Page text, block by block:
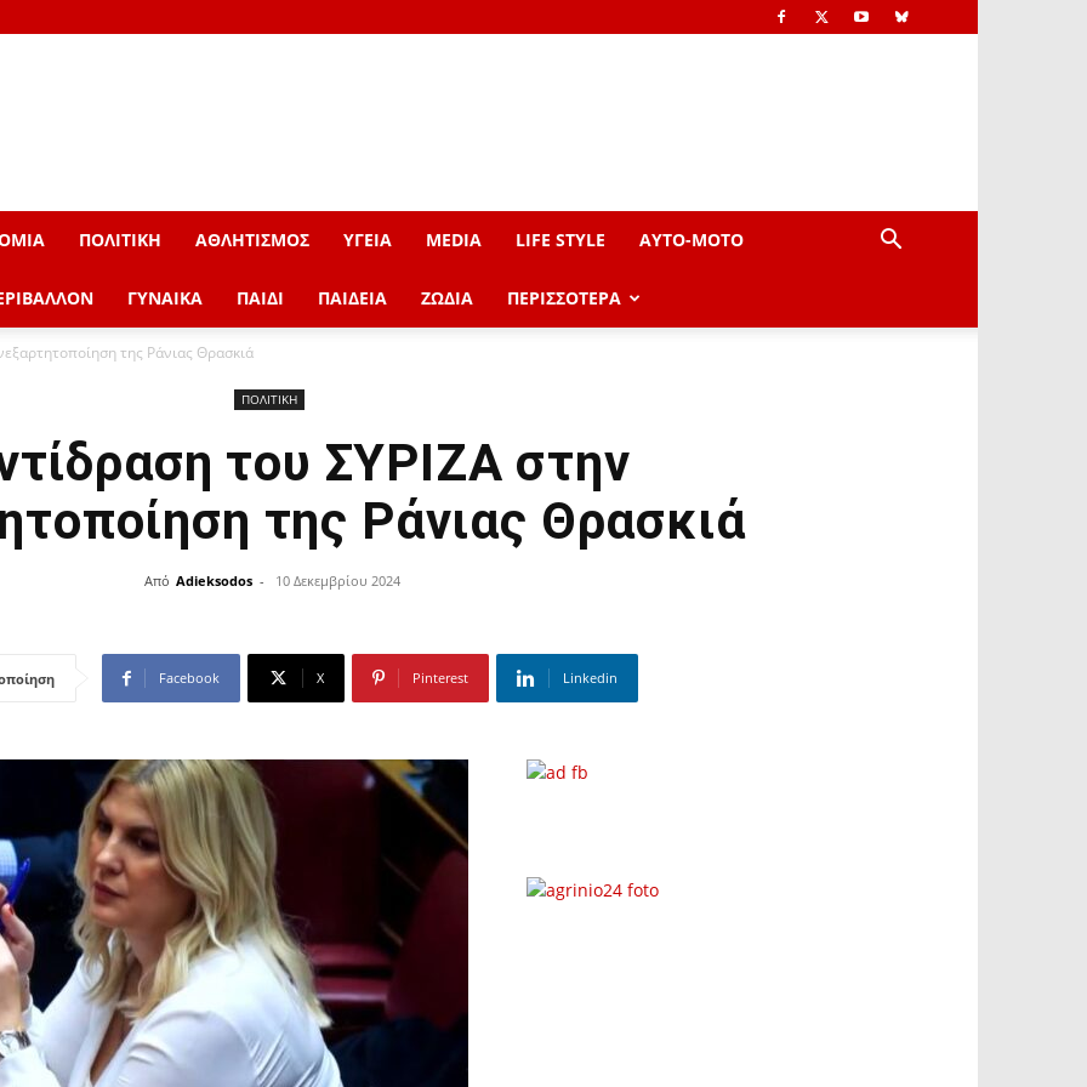
ΠΟΛΙΤΙΚΗ ΑΘΛΗΤΙΣΜΟΣ ΥΓΕΙΑ MEDIA LIFE STYLE AYTO-ΜOTO
ΓΥΝΑΙΚΑ ΠΑΙΔΙ ΠΑΙΔΕΙΑ ΖΩΔΙΑ ΠΕΡΙΣΣΟΤΕΡΑ
της Ράνιας Θρασκιά
ΠΟΛΙΤΙΚΗ
του ΣΥΡΙΖΑ στην
της Ράνιας Θρασκιά
Από Adieksodos - 10 Δεκεμβρίου 2024
Facebook X Pinterest Linkedin